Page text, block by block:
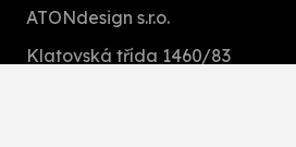
ATONdesign s.r.o.
Klatovská třída 1460/83